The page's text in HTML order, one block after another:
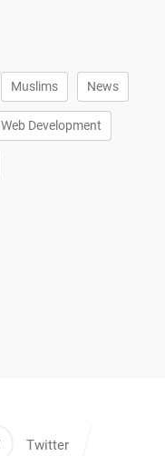
Muslims News
Web Development
Twitter